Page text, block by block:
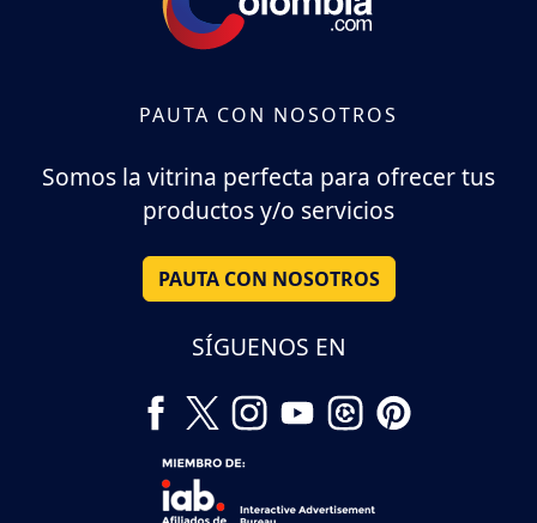
PAUTA CON NOSOTROS
Somos la vitrina perfecta para ofrecer tus
productos y/o servicios
PAUTA CON NOSOTROS
SÍGUENOS EN